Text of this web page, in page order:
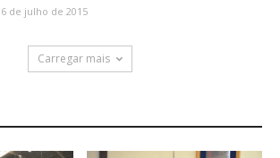
6 de julho de 2015
Carregar mais